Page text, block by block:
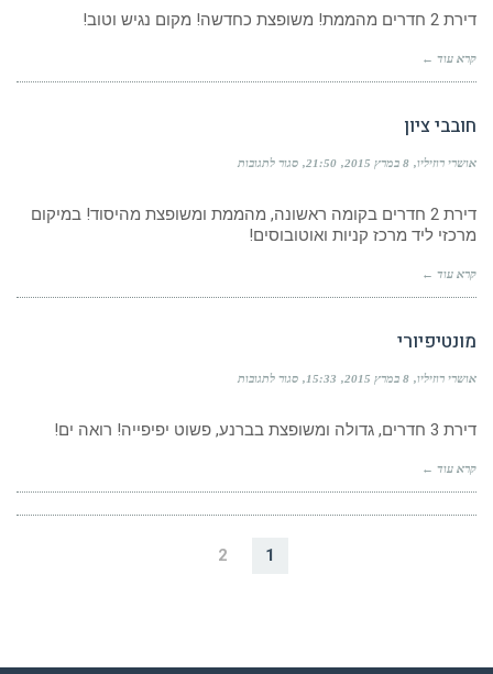
דירת 2 חדרים מהממת! משופצת כחדשה! מקום נגיש וטוב!
קרא עוד ←
חובבי ציון
אושרי רוזיליו 8 במרץ 2015 21:50 סגור לתגובות
דירת 2 חדרים בקומה ראשונה, מהממת ומשופצת מהיסוד! במיקום
מרכזי ליד מרכז קניות ואוטובוסים!
קרא עוד ←
מונטיפיורי
אושרי רוזיליו 8 במרץ 2015 15:33 סגור לתגובות
דירת 3 חדרים, גדולה ומשופצת בברנע, פשוט יפיפייה! רואה ים!
קרא עוד ←
1
2